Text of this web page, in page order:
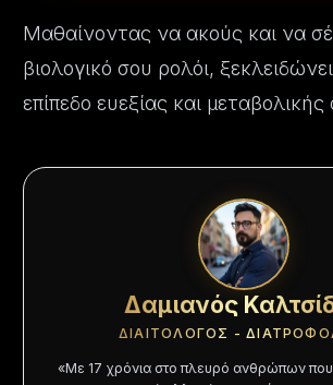
Μαθαίνοντας να ακούς και να
βιολογικό σου ρολόι,
επίπεδο ευεξίας και
Δαμιανός
ΔΙΑΙΤΟΛΟΓΟΣ -
«Με 17 χρόνια στο πλευρό ανθρώπων που